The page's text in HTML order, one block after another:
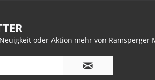
oder Aktion mehr von Ramsperger